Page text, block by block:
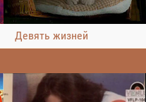
Девять жизней